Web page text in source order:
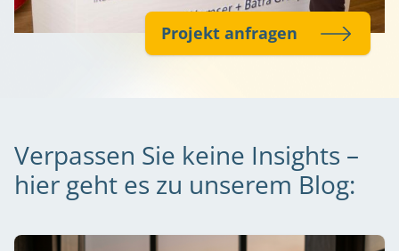
Projekt anfragen
Verpassen Sie keine Insights –
hier geht es zu unserem Blog: